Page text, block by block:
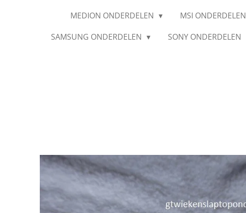
MEDION ONDERDELEN
MSI ONDERDELEN
SAMSUNG ONDERDELEN
SONY ONDERDELEN